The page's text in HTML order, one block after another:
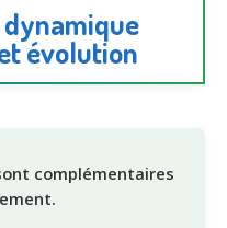
évolution
complémentaires